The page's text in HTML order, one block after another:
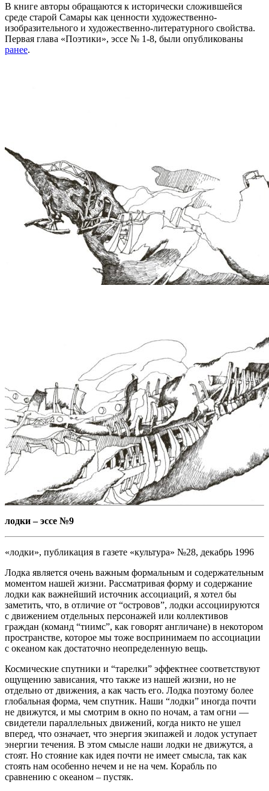
В книге авторы обращаются к исторически сложившейся
среде старой Самары как ценности художественно-
изобразительного и художественно-литературного свойства.
Первая глава «Поэтики», эссе № 1-8, были опубликованы
ранее.
лодки – эссе №9
«лодки», публикация в газете «культура» №28, декабрь 1996
Лодка является очень важным формальным и содержательным
моментом нашей жизни. Рассматривая форму и содержание
лодки как важнейший источник ассоциаций, я хотел бы
заметить, что, в отличие от “островов”, лодки ассоциируются
с движением отдельных персонажей или коллективов
граждан (команд “тиимс”, как говорят англичане) в некотором
пространстве, которое мы тоже воспринимаем по ассоциации
с океаном как достаточно неопределенную вещь.
Космические спутники и “тарелки” эффектнее соответствуют
ощущению зависания, что также из нашей жизни, но не
отдельно от движения, а как часть его. Лодка поэтому более
глобальная форма, чем спутник. Наши “лодки” иногда почти
не движутся, и мы смотрим в окно по ночам, а там огни —
свидетели параллельных движений, когда никто не ушел
вперед, что означает, что энергия экипажей и лодок уступает
энергии течения. В этом смысле наши лодки не движутся, а
стоят. Но стояние как идея почти не имеет смысла, так как
стоять нам особенно нечем и не на чем. Корабль по
сравнению с океаном – пустяк.